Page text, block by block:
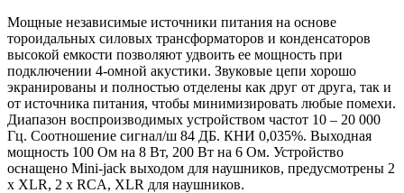
Мощные независимые источники питания на основе
тороидальных силовых трансформаторов и конденсаторов
высокой емкости позволяют удвоить ее мощность при
подключении 4-омной акустики. Звуковые цепи хорошо
экранированы и полностью отделены как друг от друга, так и
от источника питания, чтобы минимизировать любые помехи.
Диапазон воспроизводимых устройством частот 10 – 20 000
Гц. Соотношение сигнал/ш 84 ДБ. КНИ 0,035%. Выходная
мощность 100 Ом на 8 Вт, 200 Вт на 6 Ом. Устройство
оснащено Mini-jack выходом для наушников, предусмотрены 2
х XLR, 2 х RCA, XLR для наушников.